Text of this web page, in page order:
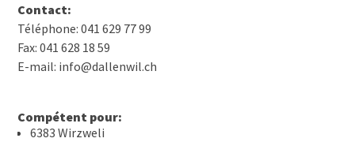
Contact:
Téléphone: 041 629 77 99
Fax: 041 628 18 59
E-mail: info@dallenwil.ch
Compétent pour:
6383 Wirzweli